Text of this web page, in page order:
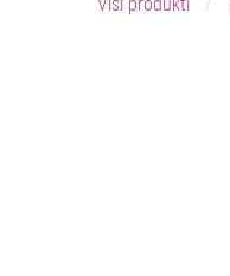
Visi produkti